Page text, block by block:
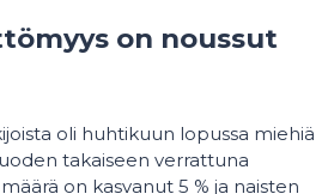
on noussut
oli huhtikuun lopussa miehiä
takaiseen verrattuna
on kasvanut 5 % ja naisten